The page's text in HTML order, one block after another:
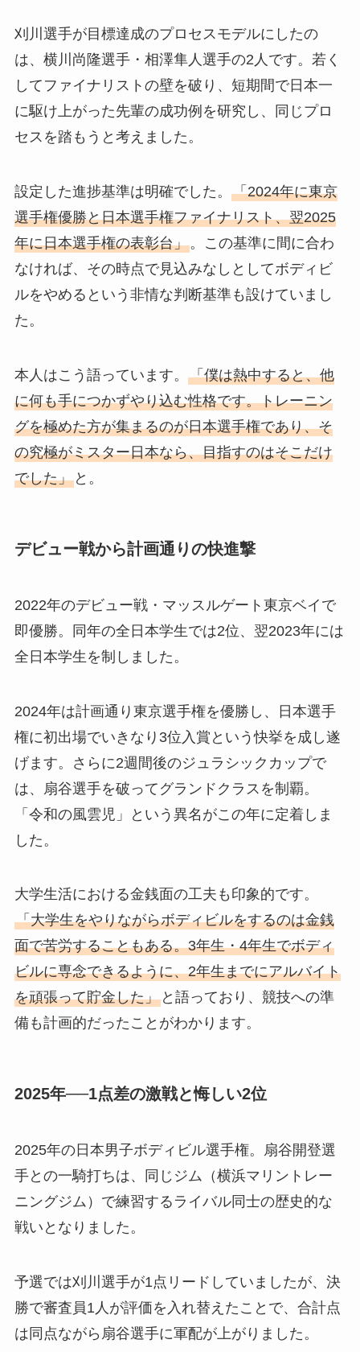
刈川選手が目標達成のプロセスモデルにしたの
は、横川尚隆選手・相澤隼人選手の2人です。若く
してファイナリストの壁を破り、短期間で日本一
に駆け上がった先輩の成功例を研究し、同じプロ
セスを踏もうと考えました。
設定した進捗基準は明確でした。 「2024年に東京
選手権優勝と日本選手権ファイナリスト、翌2025
年に日本選手権の表彰台」。この基準に間に合わ
なければ、その時点で見込みなしとしてボディビ
ルをやめるという非情な判断基準も設けていまし
た。
本人はこう語っています。 「僕は熱中すると、他
に何も手につかずやり込む性格です。トレーニン
グを極めた方が集まるのが日本選手権であり、そ
の究極がミスター日本なら、目指すのはそこだけ
でした」と。
デビュー戦から計画通りの快進撃
2022年のデビュー戦・マッスルゲート東京ベイで
即優勝。同年の全日本学生では2位、翌2023年には
全日本学生を制しました。
2024年は計画通り東京選手権を優勝し、日本選手
権に初出場でいきなり3位入賞という快挙を成し遂
げます。さらに2週間後のジュラシックカップで
は、扇谷選手を破ってグランドクラスを制覇。
「令和の風雲児」という異名がこの年に定着しま
した。
大学生活における金銭面の工夫も印象的です。
「大学生をやりながらボディビルをするのは金銭
面で苦労することもある。3年生・4年生でボディ
ビルに専念できるように、2年生までにアルバイト
を頑張って貯金した」と語っており、競技への準
備も計画的だったことがわかります。
2025年──1点差の激戦と悔しい2位
2025年の日本男子ボディビル選手権。扇谷開登選
手との一騎打ちは、同じジム（横浜マリントレー
ニングジム）で練習するライバル同士の歴史的な
戦いとなりました。
予選では刈川選手が1点リードしていましたが、決
勝で審査員1人が評価を入れ替えたことで、合計点
は同点ながら扇谷選手に軍配が上がりました。